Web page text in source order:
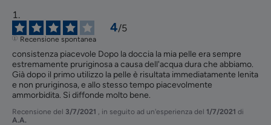
4/5
Recensione spontanea
consistenza piacevole Dopo la doccia la mia pelle era sempre
estremamente pruriginosa a causa dell'acqua dura che abbiamo.
Già dopo il primo utilizzo la pelle è risultata immediatamente lenita
e non pruriginosa, e allo stesso tempo piacevolmente
ammorbidita. Si diffonde molto bene.
Recensione del 3/7/2021 , in seguito ad un'esperienza del 1/7/2021 di
A.A.